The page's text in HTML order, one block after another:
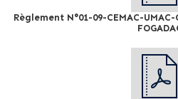
Règlement N°01-09-CEMAC-